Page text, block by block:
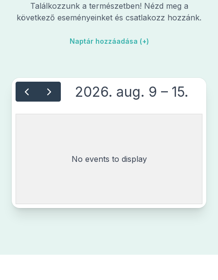
Találkozzunk a természetben! Nézd meg a
következő eseményeinket és csatlakozz hozzánk.
Naptár hozzáadása (+)
2026. aug. 9 – 15.
No events to display